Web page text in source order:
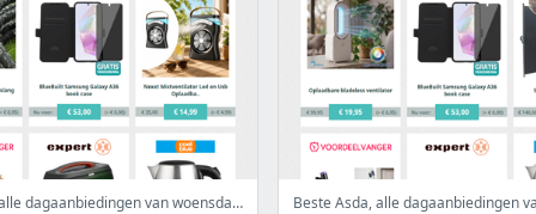
Beste Asda, alle dagaanbiedingen van woensdag 24 juni